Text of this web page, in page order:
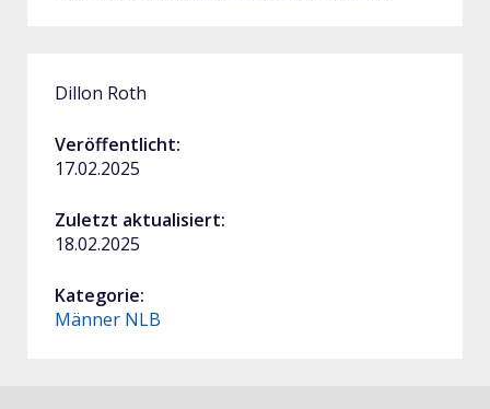
Dillon Roth
Veröffentlicht:
17.02.2025
Zuletzt aktualisiert:
18.02.2025
Kategorie:
Männer NLB